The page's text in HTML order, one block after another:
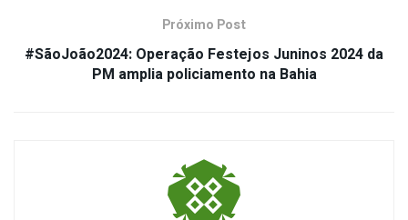
Próximo Post
#SãoJoão2024: Operação Festejos Juninos 2024 da
PM amplia policiamento na Bahia